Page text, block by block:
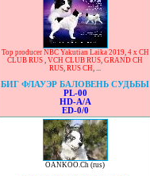
Top producer NBC Yakutian Laika 2019, 4 x CH
CLUB RUS , VCH CLUB RUS, GRAND CH
RUS, RUS CH, ...
БИГ ФЛАУЭР БАЛОВЕНЬ СУДЬБЫ
PL-00
HD-A/A
ED-0/0
OANKOO.Ch (rus)